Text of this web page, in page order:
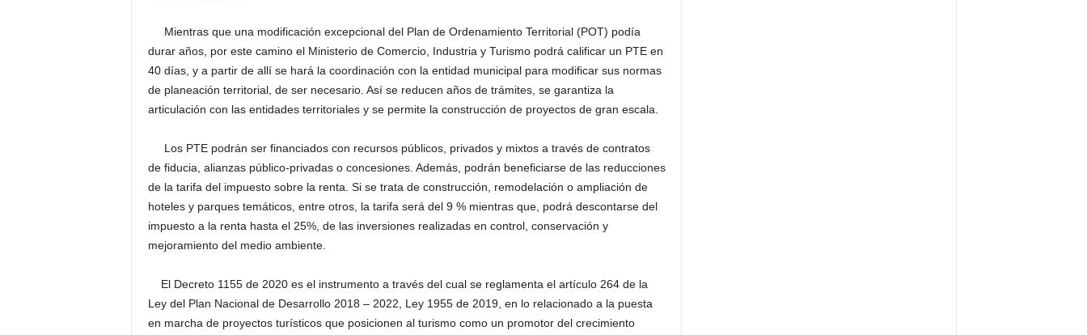
Mientras que una modificación excepcional del Plan de Ordenamiento Territorial (POT) podía
durar años, por este camino el Ministerio de Comercio, Industria y Turismo podrá calificar un PTE en
40 días, y a partir de allí se hará la coordinación con la entidad municipal para modificar sus normas
de planeación territorial, de ser necesario. Así se reducen años de trámites, se garantiza la
articulación con las entidades territoriales y se permite la construcción de proyectos de gran escala.
Los PTE podrán ser financiados con recursos públicos, privados y mixtos a través de contratos
de fiducia, alianzas público-privadas o concesiones. Además, podrán beneficiarse de las reducciones
de la tarifa del impuesto sobre la renta. Si se trata de construcción, remodelación o ampliación de
hoteles y parques temáticos, entre otros, la tarifa será del 9 % mientras que, podrá descontarse del
impuesto a la renta hasta el 25%, de las inversiones realizadas en control, conservación y
mejoramiento del medio ambiente.
El Decreto 1155 de 2020 es el instrumento a través del cual se reglamenta el artículo 264 de la
Ley del Plan Nacional de Desarrollo 2018 – 2022, Ley 1955 de 2019, en lo relacionado a la puesta
en marcha de proyectos turísticos que posicionen al turismo como un promotor del crecimiento